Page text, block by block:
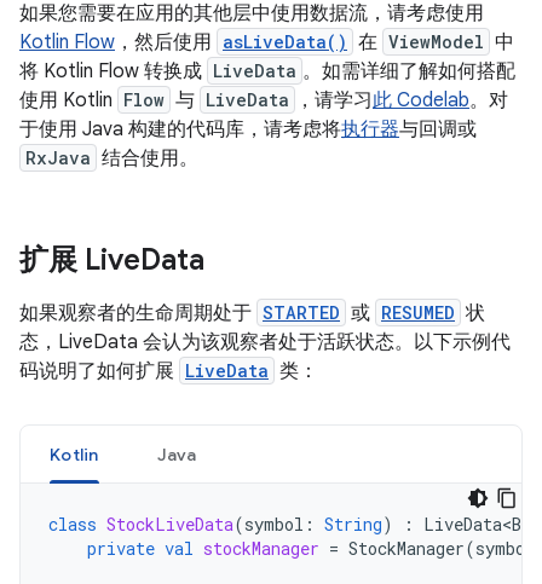
如果您需要在应用的其他层中使用数据流，请考虑使用
Kotlin Flow ，然后使用 asLiveData() 在 ViewModel 中
将 Kotlin Flow 转换成 LiveData 。如需详细了解如何搭配
使用 Kotlin Flow 与 LiveData ，请学习此 Codelab。对
于使用 Java 构建的代码库，请考虑将执行器与回调或
RxJava 结合使用。
扩展 LiveData
如果观察者的生命周期处于 STARTED 或 RESUMED 状
态，LiveData 会认为该观察者处于活跃状态。以下示例代
码说明了如何扩展 LiveData 类：
Kotlin Java
class StockLiveData(symbol : String) :
private val stockManager = StockManager(symbol